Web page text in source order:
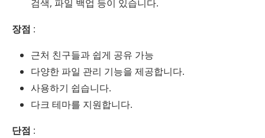
검색, 파일 백업 등이 있습니다.
장점 :
근처 친구들과 쉽게 공유 가능
다양한 파일 관리 기능을 제공합니다.
사용하기 쉽습니다.
다크 테마를 지원합니다.
단점 :